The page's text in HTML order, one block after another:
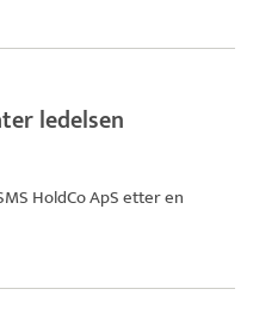
ledelsen
HoldCo ApSetter en